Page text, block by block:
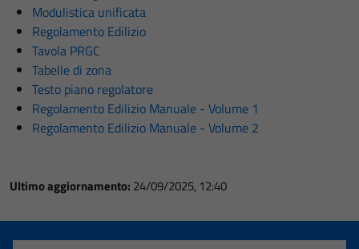
Modulistica unificata
Regolamento Edilizio
Tavola PRGC
Tabelle di zona
Testo piano regolatore
Regolamento Edilizio Manuale - Volume 1
Regolamento Edilizio Manuale - Volume 2
Ultimo aggiornamento: 24/09/2025, 12:40